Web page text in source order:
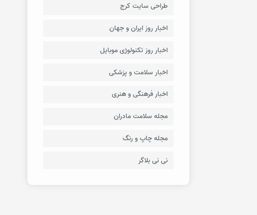
طراحی سایت کرج
اخبار روز ایران و جهان
اخبار روز تکنولوژی موبایل
اخبار سلامت و پزشکی
اخبار فرهنگی و هنری
مجله سلامت مادران
مجله چاپ و رنگ
نی نی بلاگر